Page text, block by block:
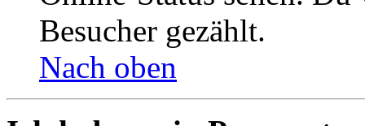
Besucher gezählt.
Nach oben